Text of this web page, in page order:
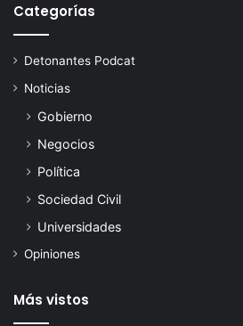
Categorías
Detonantes Podcat
Noticias
Gobierno
Negocios
Política
Sociedad Civil
Universidades
Opiniones
Más vistos